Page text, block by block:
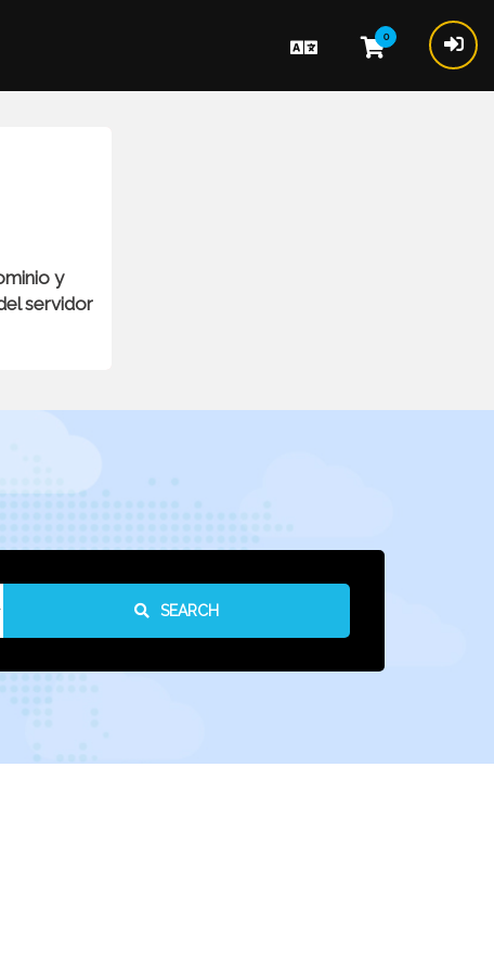
0
y
servidor
SEARCH